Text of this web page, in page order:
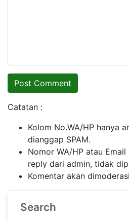
Catatan :
Kolom No.WA/HP hanya
dianggap SPAM.
Nomor WA/HP atau
reply dari admin, tidak
Komentar akan
Search